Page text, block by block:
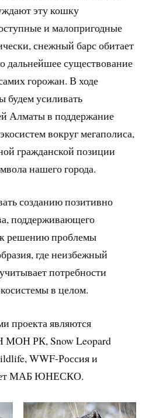
эту кошку
и малопригодные
снежный барс обитает
дальнейшее существование
горожан. В ходе
будем усиливать
Алматы в поддержание
вокруг мегаполиса,
гражданской позиции
нашего города.
созданию позитивно
поддерживающего
решению проблемы
где неизбежный
потребности
в целом.
проекта являются
МОН РК, Snow Leopard
WWF-Россия и
МАБ ЮНЕСКО.